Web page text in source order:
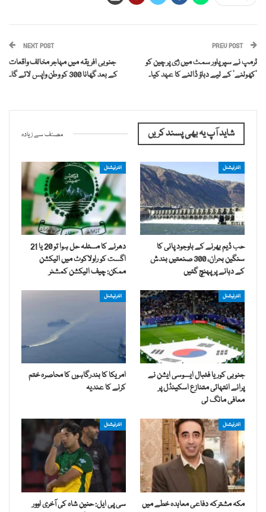
PREV POST
ٹرمپ نے سپر پاور سمٹ میں ژی پر چین کو
‘کھولنے’ کے لیے دباؤ ڈالنے کا عہد کیا۔
NEXT POST
جنوبی افریقہ میں مہاجر مخالف واقعات
کے بعد گھانا 300 کو وطن واپس لائے گا۔
شاید آپ یہ بھی پسند کریں مصنف سے زیادہ
انٹرنیشنل
حب ڈیم بھرنے کے باوجود پانی کا
سنگین بحران، 300 صنعتیں بندش
کے دہانے پر پہنچ گئیں
انٹرنیشنل
دھرنے کا مسئلہ حل ہوا تو 20 یا 21
اگست کو راولاکوٹ میں الیکشن
ممکن: چیف الیکشن کمشنر
انٹرنیشنل
جنوبی کوریا فٹبال ایسوسی ایشن نے
پرانے انتہائی متنازع اسکینڈل پر
معافی مانگ لی
انٹرنیشنل
امریکا کا بندرگاہوں کا محاصرہ ختم
کرنے کا عندیہ
انٹرنیشنل
مکہ مشترکہ دفاعی معاہدہ خطے میں
انٹرنیشنل
سی پی ایل: حنین شاہ کی آخری اوور